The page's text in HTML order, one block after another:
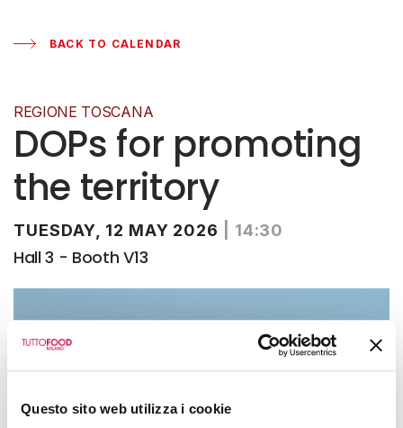
Questo sito web utilizza i cookie
BACK TO CALENDAR
REGIONE TOSCANA
DOPs for promoting
the territory
TUESDAY, 12 MAY 2026 14:30
Hall 3 - Booth V13